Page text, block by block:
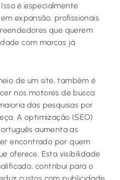
é especialmente
expansão, profissionais
que querem
com marcas já
de um site, também é
nos motores de busca
das pesquisas por
A optimização (SEO)
aumenta as
encontrado por quem
oferece. Esta visibilidade
contribui para o